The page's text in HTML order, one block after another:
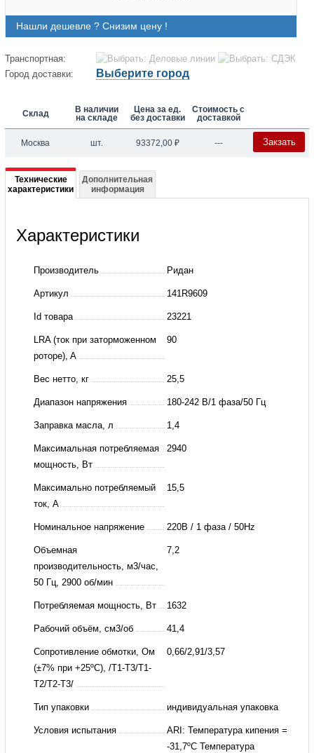
Нашли дешевле ? Снизим цену !
Транспортная:
Город доставки:
Выберите город
Склад
В наличии
на складе
Цена за ед.
без доставки
Стоимость с
доставкой
Москва шт. 93372,00 ₽ --- Закзать
Подробная
информация
141R9609
RCL08E5LT8CA,
индивидуальная
упаковка,
Ридан
Технические
характеристики
Дополнительная
информация
Характеристики
Производитель Ридан
Артикул 141R9609
Id товара 23221
LRA (ток при заторможенном
роторе), A
90
Вес нетто, кг 25,5
Диапазон напряжения 180-242 В/1 фаза/50 Гц
Заправка масла, л 1,4
Максимальная потребляемая
мощность, Вт
2940
Максимально потребляемый
ток, А
15,5
Номинальное напряжение 220В / 1 фаза / 50Hz
Объемная
производительность, м3/час,
50 Гц, 2900 об/мин
7,2
Потребляемая мощность, Вт 1632
Рабочий объём, см3/об 41,4
Сопротивление обмотки, Ом
(±7% при +25ºС), /T1-Т3/Т1-
Т2/Т2-Т3/
0,66/2,91/3,57
Тип упаковки индивидуальная упаковка
Условия испытания
ARI: Температура кипения =
-31,7ºC Температура